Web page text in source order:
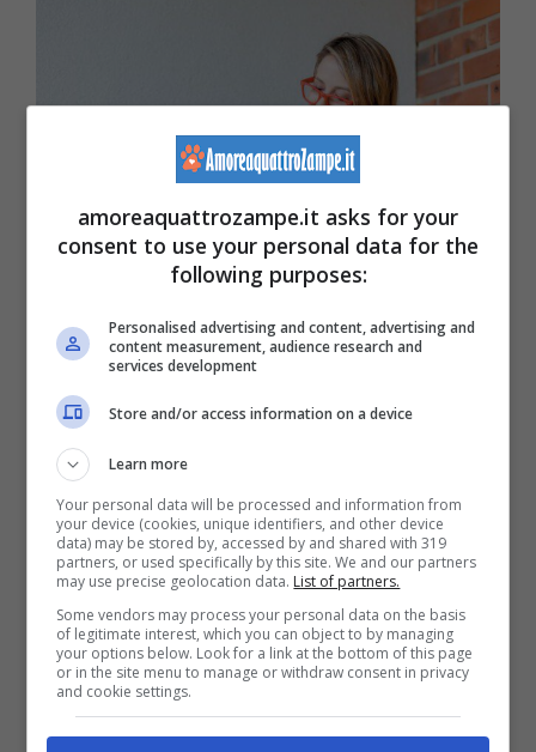
(Foto Adobe Stock)
Ecco un breve riepilogo: innanzitutto mai a
lavoro senza museruola e
La prima va portata sempre con sé, al fine di
farla indossare a Fido nell’ipotesi in cui si
renda necessario, ovveroquando possa
cagionare danni a cose o persone (o altri
animali); il secondo, di lunghezza non
amoreaquattrozampe.it asks for your
consent to use your personal data for the
following purposes:
Personalised advertising and content, advertising and
content measurement, audience research and
services development
Store and/or access information on a device
Learn more
Your personal data will be processed and information from
your device (cookies, unique identifiers, and other device
data) may be stored by, accessed by and shared with 319
partners, or used specifically by this site. We and our partners
may use precise geolocation data. List of partners.
Some vendors may process your personal data on the basis
of legitimate interest, which you can object to by managing
your options below. Look for a link at the bottom of this page
or in the site menu to manage or withdraw consent in privacy
and cookie settings.